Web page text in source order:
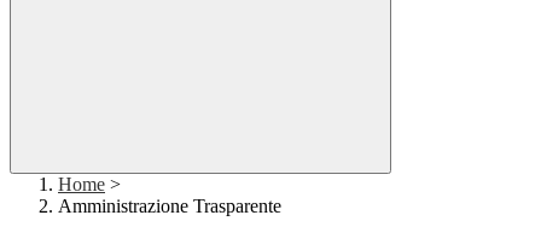
Home >
Amministrazione Trasparente